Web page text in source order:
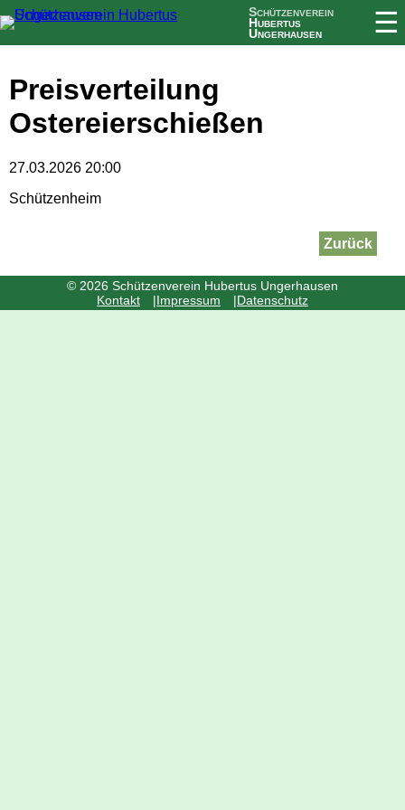
Schützenverein
Hubertus
Ungerhausen ☰
Preisverteilung
Ostereierschießen
27.03.2026 20:00
Schützenheim
Zurück
© 2026 Schützenverein Hubertus Ungerhausen
Navigation
überspringen
Kontakt Impressum Datenschutz